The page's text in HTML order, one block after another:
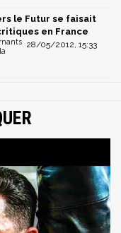
le Futur se faisait
en France
28/05/2012, 15:33